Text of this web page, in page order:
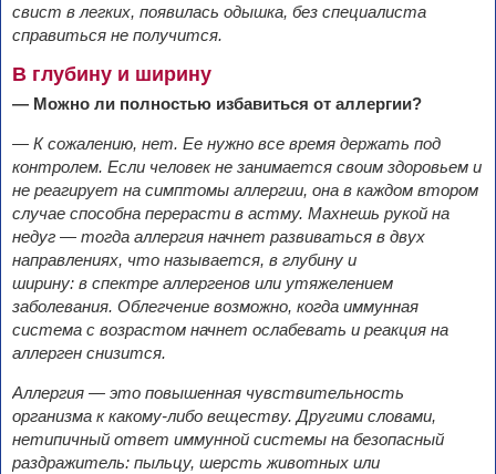
свист в легких, появилась одышка, без специалиста
справиться не получится.
В глубину и ширину
— Можно ли полностью избавиться от аллергии?
— К сожалению, нет. Ее нужно все время держать под
контролем. Если человек не занимается своим здоровьем и
не реагирует на симптомы аллергии, она в каждом втором
случае способна перерасти в астму. Махнешь рукой на
недуг — тогда аллергия начнет развиваться в двух
направлениях, что называется, в глубину и
ширину: в спектре аллергенов или утяжелением
заболевания. Облегчение возможно, когда иммунная
система с возрастом начнет ослабевать и реакция на
аллерген снизится.
Аллергия — это повышенная чувствительность
организма к какому-либо веществу. Другими словами,
нетипичный ответ иммунной системы на безопасный
раздражитель: пыльцу, шерсть животных или